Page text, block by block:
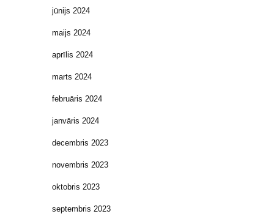
jūnijs 2024
maijs 2024
aprīlis 2024
marts 2024
februāris 2024
janvāris 2024
decembris 2023
novembris 2023
oktobris 2023
septembris 2023